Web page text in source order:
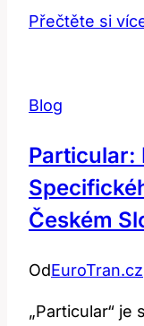
Přečtěte si
Blog
Particular:
Českém
OdEuroTran.cz
„Particular“ je